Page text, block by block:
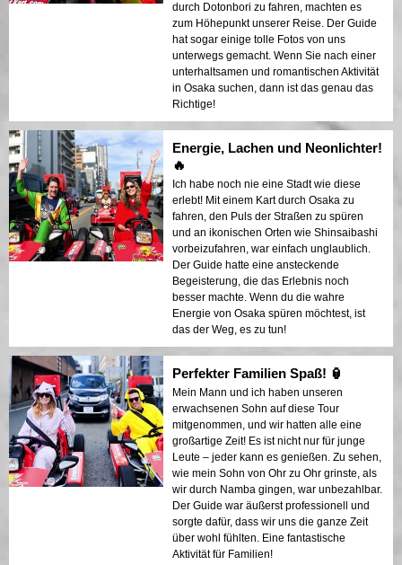
durch Dotonbori zu fahren, machten es
zum Höhepunkt unserer Reise. Der Guide
hat sogar einige tolle Fotos von uns
unterwegs gemacht. Wenn Sie nach einer
unterhaltsamen und romantischen Aktivität
in Osaka suchen, dann ist das genau das
Richtige!
Energie, Lachen und Neonlichter!
🔥
Ich habe noch nie eine Stadt wie diese
erlebt! Mit einem Kart durch Osaka zu
fahren, den Puls der Straßen zu spüren
und an ikonischen Orten wie Shinsaibashi
vorbeizufahren, war einfach unglaublich.
Der Guide hatte eine ansteckende
Begeisterung, die das Erlebnis noch
besser machte. Wenn du die wahre
Energie von Osaka spüren möchtest, ist
das der Weg, es zu tun!
Perfekter Familien Spaß! 🏮
Mein Mann und ich haben unseren
erwachsenen Sohn auf diese Tour
mitgenommen, und wir hatten alle eine
großartige Zeit! Es ist nicht nur für junge
Leute – jeder kann es genießen. Zu sehen,
wie mein Sohn von Ohr zu Ohr grinste, als
wir durch Namba gingen, war unbezahlbar.
Der Guide war äußerst professionell und
sorgte dafür, dass wir uns die ganze Zeit
über wohl fühlten. Eine fantastische
Aktivität für Familien!